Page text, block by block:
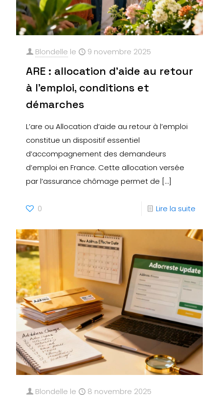
Blondelle le 9 novembre 2025
ARE : allocation d’aide au retour
à l’emploi, conditions et
démarches
L’are ou Allocation d’aide au retour à l’emploi
constitue un dispositif essentiel
d’accompagnement des demandeurs
d’emploi en France. Cette allocation versée
par l’assurance chômage permet de […]
0 Lire la suite
Blondelle le 8 novembre 2025